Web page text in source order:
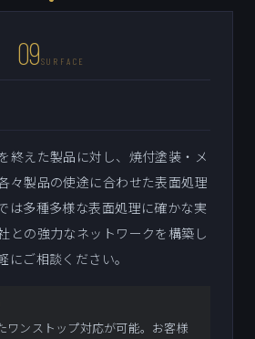
09SURFACE
終えた製品に対し、焼付塗装・メ
々製品の使途に合わせた表面処理
は多種多様な表面処理に確かな実
との強力なネットワークを構築し
にご相談ください。
ワンストップ対応が可能。お客様